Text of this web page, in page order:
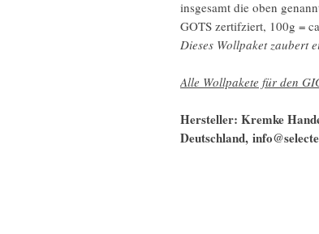
insgesamt die oben
GOTS zertifziert, 100g =
Dieses Wollpaket zaubert
Alle Wollpakete für den
Hersteller: Kremke
Deutschland,